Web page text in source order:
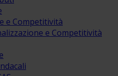
e Competitività
e Competitività